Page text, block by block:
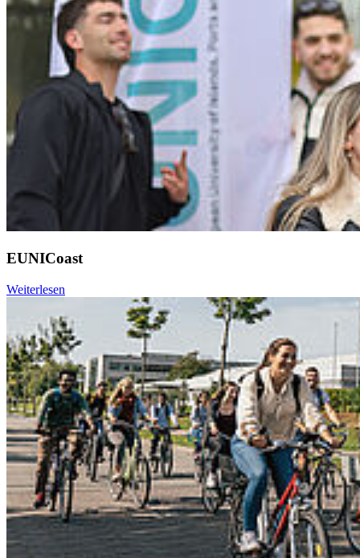
EUNICoast
Weiterlesen
Go to slide 1
Go to slide 2
Go to slide 3
Go to slide 4
Go to slide 5
Go to slide 6
Go to slide 7
Go to slide 8
Go to slide 9
Hoch­schu­le Stral­sund – Uni­
ver­si­ty of Ap­p­lied Sci­en­ces